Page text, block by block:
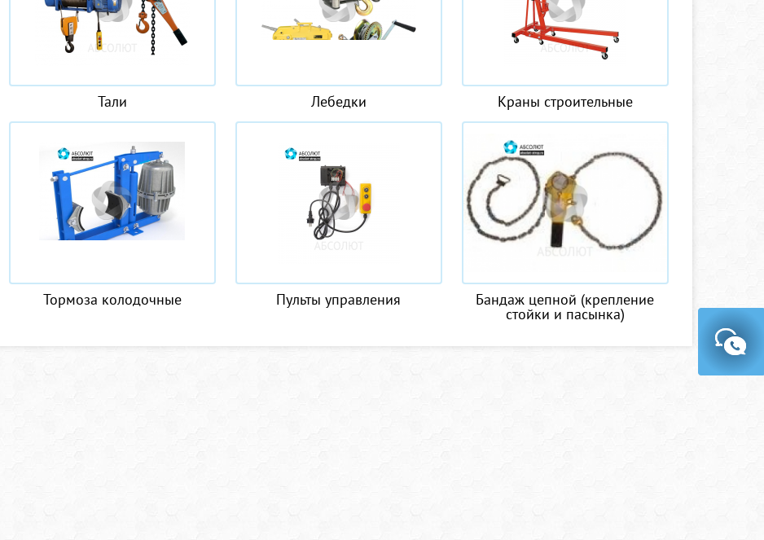
Тали Лебедки Краны строительные
Тормоза колодочные Пульты управления Бандаж цепной (крепление
стойки и пасынка)